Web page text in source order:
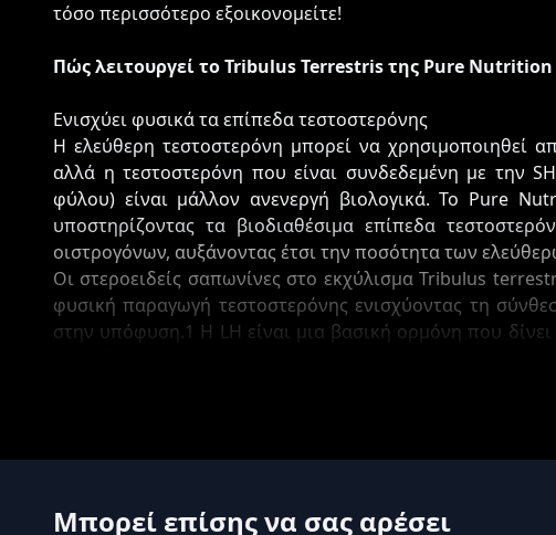
τόσο περισσότερο εξοικονομείτε!
Πώς λειτουργεί το Tribulus Terrestris της Pure Nutrition
Ενισχύει φυσικά τα επίπεδα τεστοστερόνης
Η ελεύθερη τεστοστερόνη μπορεί να χρησιμοποιηθεί
αλλά η τεστοστερόνη που είναι συνδεδεμένη με την
φύλου) είναι μάλλον ανενεργή βιολογικά. Το Pure
υποστηρίζοντας τα βιοδιαθέσιμα επίπεδα
οιστρογόνων, αυξάνοντας έτσι την ποσότητα των
Οι στεροειδείς σαπωνίνες στο εκχύλισμα Tribulus
φυσική παραγωγή τεστοστερόνης ενισχύοντας τη
στην υπόφυση.1 Η LH είναι μια βασική ορμόνη που
συμπλήρωση με εκχύλισμα Tribulus terrestris προάγει
Το Tribulus Terrestris της Pure Nutrition συμβάλλει στην
Μπορεί επίσης να σας αρέσει